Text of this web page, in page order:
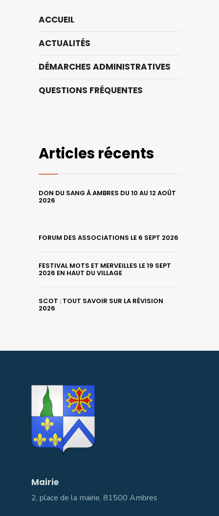
ACCUEIL
ACTUALITÉS
DÉMARCHES ADMINISTRATIVES
QUESTIONS FRÉQUENTES
Articles récents
DON DU SANG À AMBRES DU 10 AU 12 AOÛT
2026
FORUM DES ASSOCIATIONS LE 6 SEPT 2026
FESTIVAL MOTS ET MERVEILLES LE 19 SEPT
2026 EN HAUT DU VILLAGE
SCOT : TOUT SAVOIR SUR LA RÉVISION
2026
Mairie
2, place de la mairie, 81500 Ambres